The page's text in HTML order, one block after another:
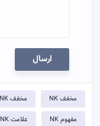
ارسال
مخفف NK مخفف NK چیست
مفهوم NK علامت NK